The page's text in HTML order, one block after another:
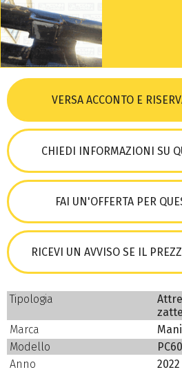
VERSA ACCONTO E
CHIEDI INFORMAZIONI SU
FAI UN'OFFERTA PER
RICEVI UN AVVISO SE IL
Tipologia
Marca
Modello
PC60
Anno
2022